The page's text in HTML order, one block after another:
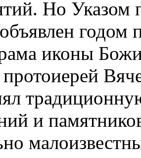
Но Указом
годом
иконы
протоиерей
и